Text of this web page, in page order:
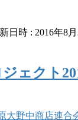
日時 : 2016年8月
ェクト
大野中商店連合